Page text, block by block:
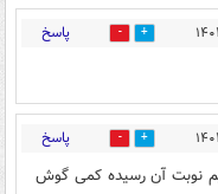
9 پاسخ
1 پاسخ
نوبت آن رسیده کمی گوش